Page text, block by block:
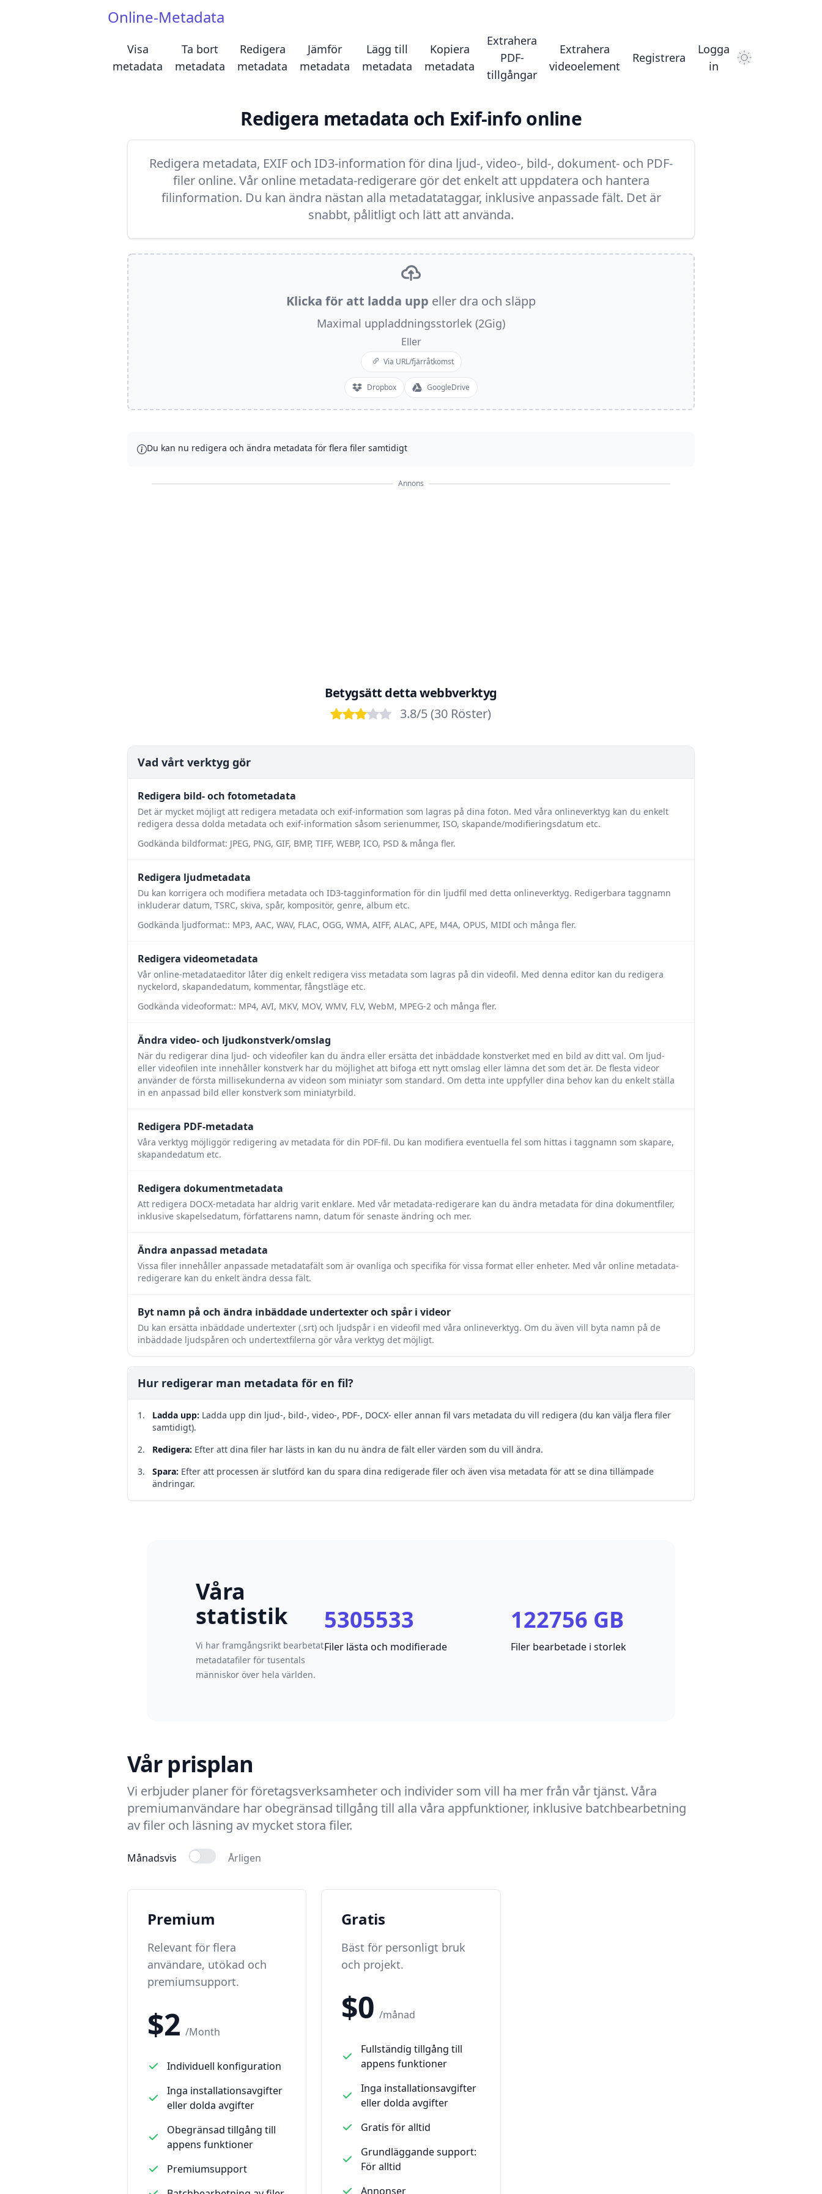
Online-Metadata
Visa
metadata
Ta bort
metadata
Redigera
metadata
Jämför
metadata
Lägg till
metadata
Kopiera
metadata
Extrahera
PDF-
tillgångar
Extrahera
videoelement
Registrera
Logga
in
Dark Mode
Redigera metadata och Exif-info online
Redigera metadata, EXIF och ID3-information för dina ljud-, video-, bild-, dokument- och PDF-
filer online. Vår online metadata-redigerare gör det enkelt att uppdatera och hantera
filinformation. Du kan ändra nästan alla metadatataggar, inklusive anpassade fält. Det är
snabbt, pålitligt och lätt att använda.
Klicka för att ladda upp eller dra och släpp
Maximal uppladdningsstorlek (2Gig)
Eller
Via URL/fjärråtkomst
Dropbox GoogleDrive
Du kan nu redigera och ändra metadata för flera filer samtidigt
Annons
Betygsätt detta webbverktyg
BadPoor
OKGoodExcellent
3.8/5 (30 Röster)
Vad vårt verktyg gör
Redigera bild- och fotometadata
Det är mycket möjligt att redigera metadata och exif-information som lagras på dina foton. Med våra onlineverktyg kan du enkelt
redigera dessa dolda metadata och exif-information såsom serienummer, ISO, skapande/modifieringsdatum etc.
Godkända bildformat: JPEG, PNG, GIF, BMP, TIFF, WEBP, ICO, PSD & många fler.
Redigera ljudmetadata
Du kan korrigera och modifiera metadata och ID3-tagginformation för din ljudfil med detta onlineverktyg. Redigerbara taggnamn
inkluderar datum, TSRC, skiva, spår, kompositör, genre, album etc.
Godkända ljudformat:: MP3, AAC, WAV, FLAC, OGG, WMA, AIFF, ALAC, APE, M4A, OPUS, MIDI och många fler.
Redigera videometadata
Vår online-metadataeditor låter dig enkelt redigera viss metadata som lagras på din videofil. Med denna editor kan du redigera
nyckelord, skapandedatum, kommentar, fångstläge etc.
Godkända videoformat:: MP4, AVI, MKV, MOV, WMV, FLV, WebM, MPEG-2 och många fler.
Ändra video- och ljudkonstverk/omslag
När du redigerar dina ljud- och videofiler kan du ändra eller ersätta det inbäddade konstverket med en bild av ditt val. Om ljud-
eller videofilen inte innehåller konstverk har du möjlighet att bifoga ett nytt omslag eller lämna det som det är. De flesta videor
använder de första millisekunderna av videon som miniatyr som standard. Om detta inte uppfyller dina behov kan du enkelt ställa
in en anpassad bild eller konstverk som miniatyrbild.
Redigera PDF-metadata
Våra verktyg möjliggör redigering av metadata för din PDF-fil. Du kan modifiera eventuella fel som hittas i taggnamn som skapare,
skapandedatum etc.
Redigera dokumentmetadata
Att redigera DOCX-metadata har aldrig varit enklare. Med vår metadata-redigerare kan du ändra metadata för dina dokumentfiler,
inklusive skapelsedatum, författarens namn, datum för senaste ändring och mer.
Ändra anpassad metadata
Vissa filer innehåller anpassade metadatafält som är ovanliga och specifika för vissa format eller enheter. Med vår online metadata-
redigerare kan du enkelt ändra dessa fält.
Byt namn på och ändra inbäddade undertexter och spår i videor
Du kan ersätta inbäddade undertexter (.srt) och ljudspår i en videofil med våra onlineverktyg. Om du även vill byta namn på de
inbäddade ljudspåren och undertextfilerna gör våra verktyg det möjligt.
Hur redigerar man metadata för en fil?
Ladda upp: Ladda upp din ljud-, bild-, video-, PDF-, DOCX- eller annan fil vars metadata du vill redigera (du kan välja flera filer
samtidigt).
Redigera: Efter att dina filer har lästs in kan du nu ändra de fält eller värden som du vill ändra.
Spara: Efter att processen är slutförd kan du spara dina redigerade filer och även visa metadata för att se dina tillämpade
ändringar.
Våra
statistik
Vi har framgångsrikt bearbetat
metadatafiler för tusentals
människor över hela världen.
5305533
Filer lästa och modifierade
122756 GB
Filer bearbetade i storlek
Vår prisplan
Vi erbjuder planer för företagsverksamheter och individer som vill ha mer från vår tjänst. Våra
premiumanvändare har obegränsad tillgång till alla våra appfunktioner, inklusive batchbearbetning
av filer och läsning av mycket stora filer.
Månadsvis Årligen
Premium
Relevant för flera
användare, utökad och
premiumsupport.
$2 /Month
Individuell konfiguration
Inga installationsavgifter
eller dolda avgifter
Obegränsad tillgång till
appens funktioner
Premiumsupport
Gratis
Bäst för personligt bruk
och projekt.
$0 /månad
Fullständig tillgång till
appens funktioner
Inga installationsavgifter
eller dolda avgifter
Gratis för alltid
Grundläggande support:
För alltid
Annonser